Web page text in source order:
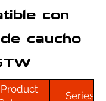
con
caucho
Product
Series